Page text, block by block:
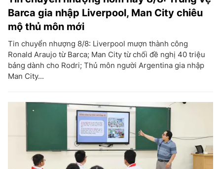
Barca gia nhập Liverpool, Man City chiêu
mộ thủ môn mới
Tin chuyển nhượng 8/8: Liverpool mượn thành công
Ronald Araujo từ Barca; Man City từ chối đề nghị 40 triệu
bảng dành cho Rodri; Thủ môn người Argentina gia nhập
Man City...